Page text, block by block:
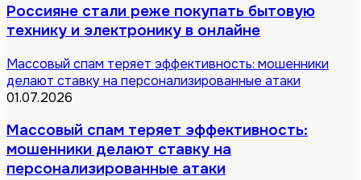
Россияне стали реже покупать бытовую
технику и электронику в онлайне
Массовый спам теряет эффективность: мошенники
делают ставку на персонализированные атаки
01.07.2026
Массовый спам теряет эффективность:
мошенники делают ставку на
персонализированные атаки